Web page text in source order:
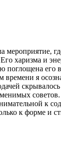
мероприятие,
харизма и
поглощена его
времени я
к
к форме и